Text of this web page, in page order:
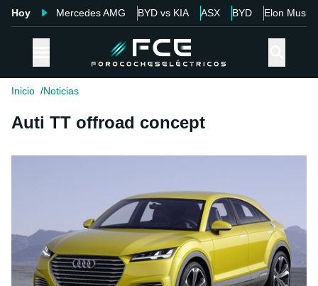
Hoy Mercedes AMG BYD vs KIA ASX BYD Elon Musk
Inicio Noticias
Auti TT offroad concept